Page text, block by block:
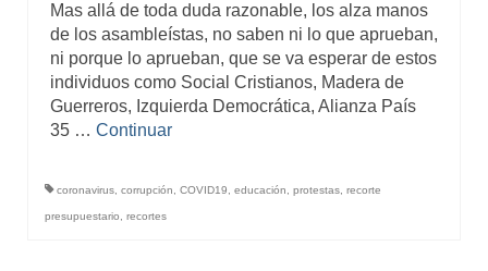
Mas allá de toda duda razonable, los alza manos
de los asambleístas, no saben ni lo que aprueban,
ni porque lo aprueban, que se va esperar de estos
individuos como Social Cristianos, Madera de
Guerreros, Izquierda Democrática, Alianza País
35 … Continuar
coronavirus corrupción COVID19 educación protestas recorte
presupuestario recortes